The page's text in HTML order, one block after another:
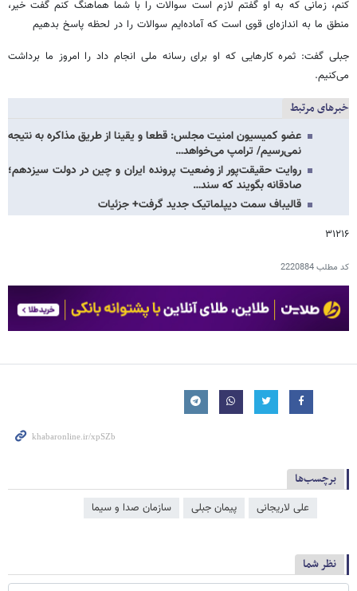
کنم، زمانی که به او گفتم لازم است سوالات را با شما هماهنگ کنم گفت خیر،
منطق ما به اندازه‌ای قوی است که آماده‌ایم سوالات را در لحظه پاسخ بدهیم
جبلی گفت: ثمره کارهایی که او برای رسانه ملی انجام داد را امروز ما برداشت
می‌کنیم.
خبرهای مرتبط
عضو کمیسیون امنیت مجلس: قطعا و یقینا از طریق مذاکره به نتیجه
نمی‌رسیم/ ترامپ می‌خواهد…
روایت حقیقت‌پور از وضعیت پرونده ایران و چین در دولت سیزدهم؛
صادقانه بگویند که سند…
قالیباف سمت دیپلماتیک جدید گرفت+ جزئیات
۳۱۲۱۶
کد مطلب2220884
برچسب‌ها
علی لاریجانی پیمان جبلی سازمان صدا و سیما
نظر شما